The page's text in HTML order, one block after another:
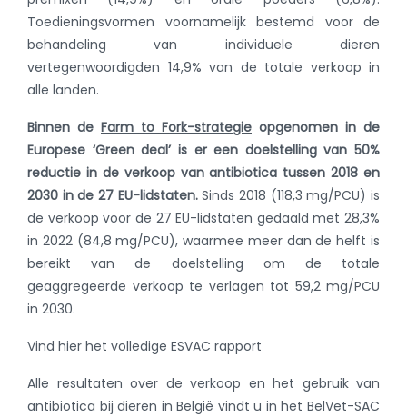
Toedieningsvormen voornamelijk bestemd voor de
behandeling van individuele dieren
vertegenwoordigden 14,9% van de totale verkoop in
alle landen.
Binnen de Farm to Fork-strategie opgenomen in de
Europese ‘Green deal’ is er een doelstelling van 50%
reductie in de verkoop van antibiotica tussen 2018 en
2030 in de 27 EU-lidstaten.Sinds 2018 (118,3 mg/PCU) is
de verkoop voor de 27 EU-lidstaten gedaald met 28,3%
in 2022 (84,8 mg/PCU), waarmee meer dan de helft is
bereikt van de doelstelling om de totale
geaggregeerde verkoop te verlagen tot 59,2 mg/PCU
in 2030.
Vind hier het volledige ESVAC rapport
Alle resultaten over de verkoop en het gebruik van
antibiotica bij dieren in België vindt u in het BelVet-SAC